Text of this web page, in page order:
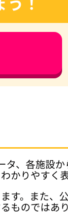
、各施設
りやすく表
す。また、
ものではあり